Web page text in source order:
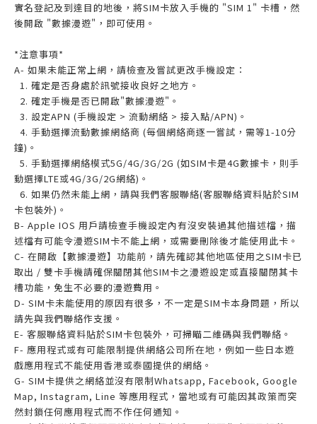
實名登記及到達目的地後，將SIM卡放入手機的 "SIM 1" 卡槽，然
後開啟 "數據漫遊"，即可使用。
*注意事項*
A- 如果未能正常上網，請檢查及嘗試更改手機設定：
1. 確定是否身處於訊號接收良好之地方。
2. 確定手機是否已開啟"數據漫遊"。
3. 設定APN (手機設定 > 流動網絡 > 接入點/APN)。
4. 手動選擇流動數據網絡商 (每個網絡商逐一嘗試，需等1-10分
鐘)。
5. 手動選擇網絡模式5G/4G/3G/2G (如SIM卡是4G數據卡，則手
動選擇LTE或4G/3G/2G網絡)。
6. 如果仍然未能上網，請與我們客服聯絡(客服聯絡資料貼於SIM
卡包裝外)。
B- Apple IOS 用戶請檢查手機設定內有沒安裝過其他描述檔，描
述檔有可能令漫遊SIM卡不能上網，或需要刪除後才能使用此卡。
C- 在開啟【數據漫遊】功能前，請先確認其他地區使用之SIM卡已
取出 / 雙卡手機請確保關閉其他SIM卡之漫遊設定或直接關閉其卡
槽功能，免生不必要的漫遊費用。
D- SIM卡未能使用的原因有很多，不一定是SIM卡本身問題，所以
請先與我們聯絡作支援。
E- 客服聯絡資料貼於SIM卡包裝外，可掃瞄二維碼與我們聯絡。
F- 應用程式或有可能限制提供網絡公司所在地，例如一些日本遊
戲應用程式不能使用香港或泰國提供的網絡。
G- SIM卡提供之網絡並沒有限制Whatsapp, Facebook, Google
Map, Instagram, Line 等應用程式，當地或有可能因其政策而突
然封鎖任何應用程式而不作任何通知。